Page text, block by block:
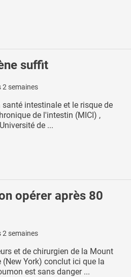
suffit
2 semaines
intestinale et le risque de
de l'intestin (MICI) ,
de ...
opérer après 80
2 semaines
et de chirurgien de la Mount
York) conclut ici que la
est sans danger ...